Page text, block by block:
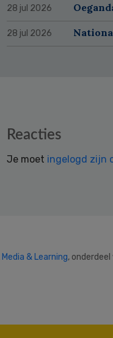
28 jul 2026
28 jul 2026
Reacties
Je moet ingelogd zijn
& Learning, onderdeel